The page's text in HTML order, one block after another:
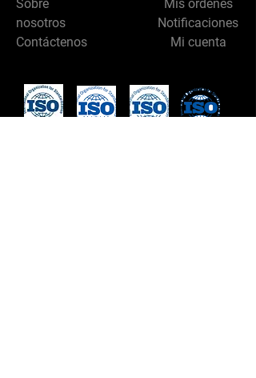
Sobre
nosotros
Contáctenos
Mis ordenes
Notificaciones
Mi cuenta